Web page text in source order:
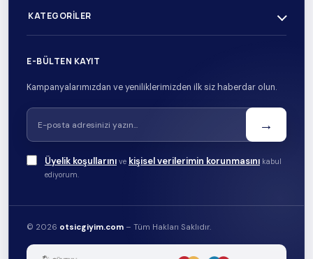
KATEGORILER
E-BÜLTEN KAYIT
Kampanyalarımızdan ve yeniliklerimizden ilk siz haberdar olun.
→
Üyelik koşullarını ve kişisel verilerimin korunmasını kabul
ediyorum.
© 2026 otsicgiyim.com – Tüm Hakları Saklıdır.